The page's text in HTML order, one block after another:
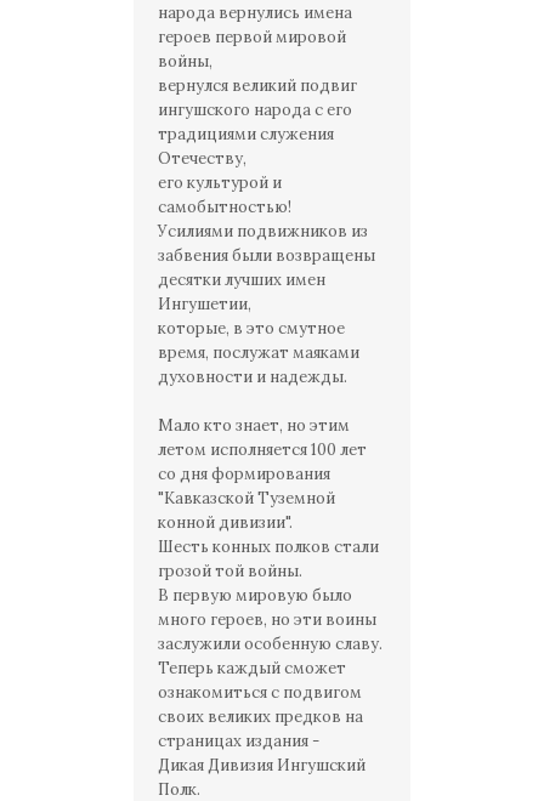
народа вернулись имена
героев первой мировой
войны,
вернулся великий подвиг
ингушского народа с его
традициями служения
Отечеству,
его культурой и
самобытностью!
Усилиями подвижников из
забвения были возвращены
десятки лучших имен
Ингушетии,
которые, в это смутное
время, послужат маяками
духовности и надежды.
Мало кто знает, но этим
летом исполняется 100 лет
со дня формирования
"Кавказской Туземной
конной дивизии".
Шесть конных полков стали
грозой той войны.
В первую мировую было
много героев, но эти воины
заслужили особенную славу.
Теперь каждый сможет
ознакомиться с подвигом
своих великих предков на
страницах издания -
Дикая Дивизия Ингушский
Полк.